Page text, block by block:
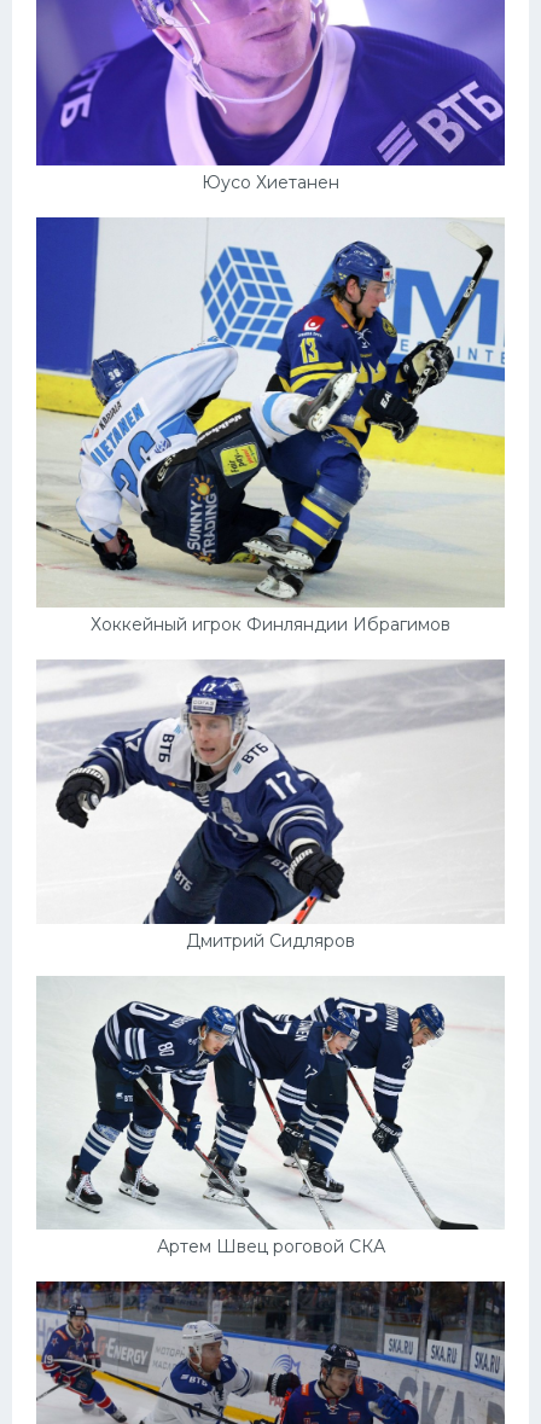
Юусо Хиетанен
Хоккейный игрок Финляндии Ибрагимов
Дмитрий Сидляров
Артем Швец роговой СКА